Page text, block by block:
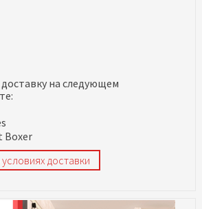
на следующем
Boxer
доставки